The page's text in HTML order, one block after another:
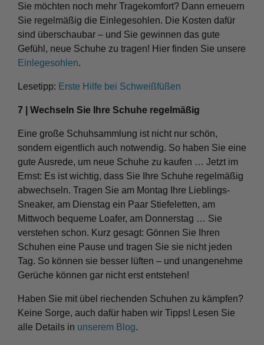
Sie möchten noch mehr Tragekomfort? Dann erneuern
Sie regelmäßig die Einlegesohlen. Die Kosten dafür
sind überschaubar – und Sie gewinnen das gute
Gefühl, neue Schuhe zu tragen! Hier finden Sie unsere
Einlegesohlen.
Lesetipp: Erste Hilfe bei Schweißfüßen
7 | Wechseln Sie Ihre Schuhe regelmäßig
Eine große Schuhsammlung ist nicht nur schön,
sondern eigentlich auch notwendig. So haben Sie eine
gute Ausrede, um neue Schuhe zu kaufen … Jetzt im
Ernst: Es ist wichtig, dass Sie Ihre Schuhe regelmäßig
abwechseln. Tragen Sie am Montag Ihre Lieblings-
Sneaker, am Dienstag ein Paar Stiefeletten, am
Mittwoch bequeme Loafer, am Donnerstag … Sie
verstehen schon. Kurz gesagt: Gönnen Sie Ihren
Schuhen eine Pause und tragen Sie sie nicht jeden
Tag. So können sie besser lüften – und unangenehme
Gerüche können gar nicht erst entstehen!
Haben Sie mit übel riechenden Schuhen zu kämpfen?
Keine Sorge, auch dafür haben wir Tipps! Lesen Sie
alle Details in unserem Blog.